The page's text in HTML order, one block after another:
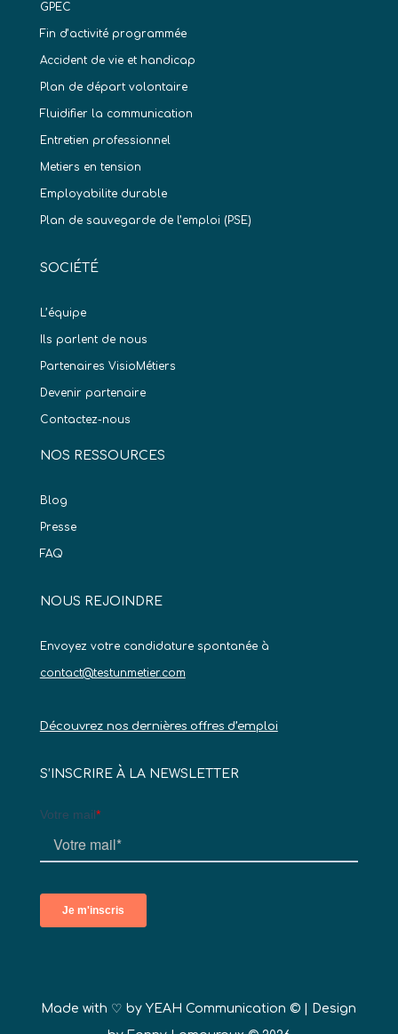
GPEC
Fin d’activité programmée
Accident de vie et handicap
Plan de départ volontaire
Fluidifier la communication
Entretien professionnel
Metiers en tension
Employabilite durable
Plan de sauvegarde de l’emploi (PSE)
SOCIÉTÉ
L’équipe
Ils parlent de nous
Partenaires VisioMétiers
Devenir partenaire
Contactez-nous
NOS RESSOURCES
Blog
Presse
FAQ
NOUS REJOINDRE
Envoyez votre candidature spontanée à
contact@testunmetier.com
Découvrez nos dernières offres d’emploi
S’INSCRIRE À LA NEWSLETTER
Made with ♡ byYEAH Communication © | Design